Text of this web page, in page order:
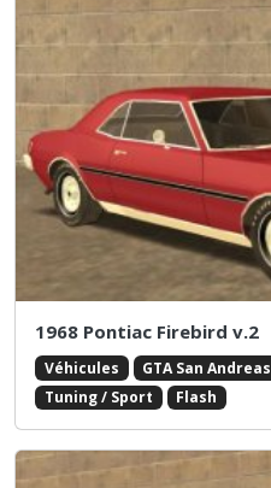
1968 Pontiac Firebird v.2
Véhicules GTA San Andreas
Tuning / Sport
Flash